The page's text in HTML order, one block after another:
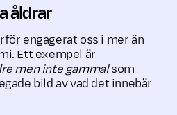
åldrar
engagerat oss i mer än
Ett exempel är
men inte gammalsom
bild av vad det innebär